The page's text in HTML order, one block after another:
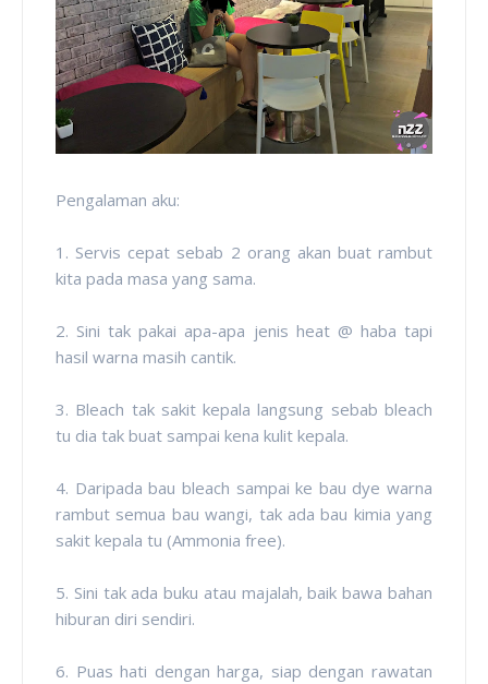
Pengalaman aku:
1. Servis cepat sebab 2 orang akan buat rambut
kita pada masa yang sama.
2. Sini tak pakai apa-apa jenis heat @ haba tapi
hasil warna masih cantik.
3. Bleach tak sakit kepala langsung sebab bleach
tu dia tak buat sampai kena kulit kepala.
4. Daripada bau bleach sampai ke bau dye warna
rambut semua bau wangi, tak ada bau kimia yang
sakit kepala tu (Ammonia free).
5. Sini tak ada buku atau majalah, baik bawa bahan
hiburan diri sendiri.
6. Puas hati dengan harga, siap dengan rawatan